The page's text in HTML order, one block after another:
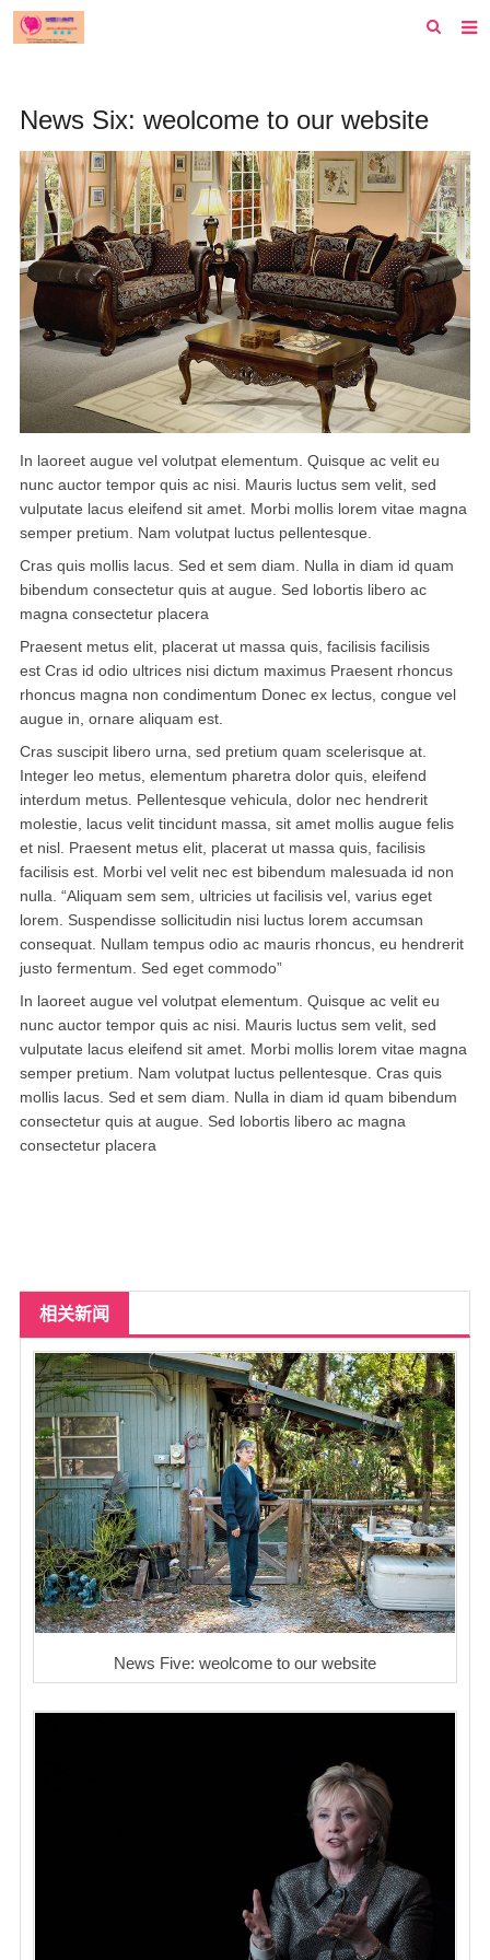
纽约
洛杉矶
波士顿
芝加哥
费城
旧金山
西雅图
休斯顿
华盛顿
圣荷西
San Diego
波特兰
拉斯维加斯
迈阿密
尔湾
佛罗里达州
得克萨斯
乔治亚州
北卡罗来纳州
宾夕法尼亚州
康涅狄格州
明尼苏达州
丹佛
菲尼克斯
News Six: weolcome to our website
In laoreet augue vel volutpat elementum. Quisque ac velit eu
nunc auctor tempor quis ac nisi. Mauris luctus sem velit, sed
vulputate lacus eleifend sit amet. Morbi mollis lorem vitae magna
semper pretium. Nam volutpat luctus pellentesque.
Cras quis mollis lacus. Sed et sem diam. Nulla in diam id quam
bibendum consectetur quis at augue. Sed lobortis libero ac
magna consectetur placera
Praesent metus elit, placerat ut massa quis, facilisis facilisis
est Cras id odio ultrices nisi dictum maximus Praesent rhoncus
rhoncus magna non condimentum Donec ex lectus, congue vel
augue in, ornare aliquam est.
Cras suscipit libero urna, sed pretium quam scelerisque at.
Integer leo metus, elementum pharetra dolor quis, eleifend
interdum metus. Pellentesque vehicula, dolor nec hendrerit
molestie, lacus velit tincidunt massa, sit amet mollis augue felis
et nisl. Praesent metus elit, placerat ut massa quis, facilisis
facilisis est. Morbi vel velit nec est bibendum malesuada id non
nulla. “Aliquam sem sem, ultricies ut facilisis vel, varius eget
lorem. Suspendisse sollicitudin nisi luctus lorem accumsan
consequat. Nullam tempus odio ac mauris rhoncus, eu hendrerit
justo fermentum. Sed eget commodo”
In laoreet augue vel volutpat elementum. Quisque ac velit eu
nunc auctor tempor quis ac nisi. Mauris luctus sem velit, sed
vulputate lacus eleifend sit amet. Morbi mollis lorem vitae magna
semper pretium. Nam volutpat luctus pellentesque. Cras quis
mollis lacus. Sed et sem diam. Nulla in diam id quam bibendum
consectetur quis at augue. Sed lobortis libero ac magna
consectetur placera
相关新闻
News Five: weolcome to our website